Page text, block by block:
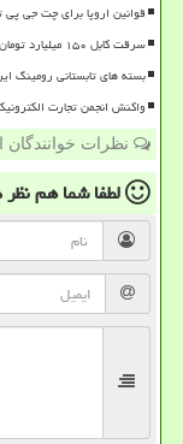
قوانین اروپا برای چت جی
سرقت کابل ۱۵۰ میلیارد تومان خسارت زد
بسته های تابستانی رومینگ
واکنش انجمن تجارت الکترونیک
نظرات خوانندگان
لطفا شما هم